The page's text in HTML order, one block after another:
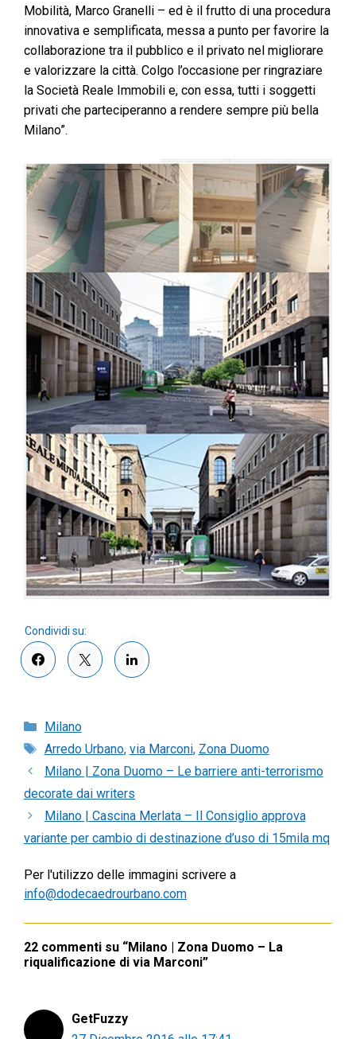
Mobilità, Marco Granelli – ed è il frutto di una procedura
innovativa e semplificata, messa a punto per favorire la
collaborazione tra il pubblico e il privato nel migliorare
e valorizzare la città. Colgo l’occasione per ringraziare
la Società Reale Immobili e, con essa, tutti i soggetti
privati che parteciperanno a rendere sempre più bella
Milano”.
Categorie
Milano
Tag
Arredo Urbano, via Marconi, Zona Duomo
Milano | Zona Duomo – Le barriere anti-terrorismo
decorate dai writers
Milano | Cascina Merlata – Il Consiglio approva
variante per cambio di destinazione d’uso di 15mila mq
Per l'utilizzo delle immagini scrivere a
info@dodecaedrourbano.com
22 commenti su “Milano | Zona Duomo – La
riqualificazione di via Marconi”
GetFuzzy